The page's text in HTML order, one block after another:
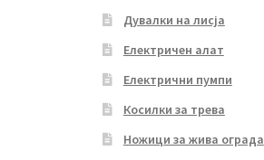
Дувалки на лисја
Електричен алат
Електрични пумпи
Косилки за трева
Ножици за жива ограда